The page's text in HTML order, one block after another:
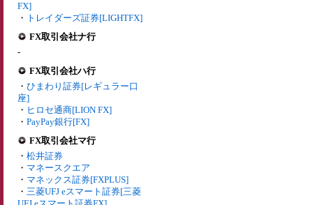
FX]
・ トレイダーズ証券[LIGHTFX]
FX取引会社ナ行
-
FX取引会社ハ行
・ ひまわり証券[レギュラー口
座]
・ ヒロセ通商[LION FX]
・ PayPay銀行[FX]
FX取引会社マ行
・ 松井証券
・ マネースクエア
・ マネックス証券[FXPLUS]
・ 三菱UFJ eスマート証券[三菱